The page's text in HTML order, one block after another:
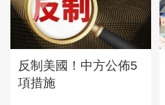
反制美國！中方公佈5
項措施